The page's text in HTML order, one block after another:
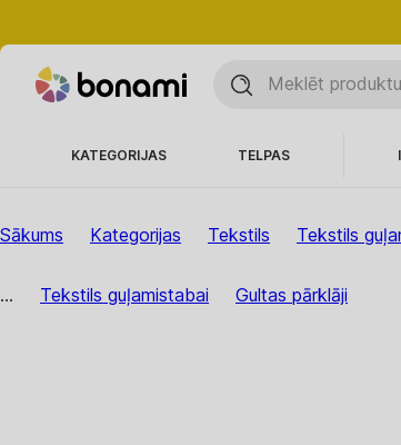
KATEGORIJAS TELPAS
Sākums Kategorijas Tekstils Tekstils
... Tekstils guļamistabai Gultas pārklāji